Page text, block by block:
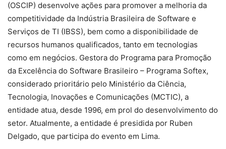
(OSCIP) desenvolve ações para promover a melhoria da
competitividade da Indústria Brasileira de Software e
Serviços de TI (IBSS), bem como a disponibilidade de
recursos humanos qualificados, tanto em tecnologias
como em negócios. Gestora do Programa para Promoção
da Excelência do Software Brasileiro – Programa Softex,
considerado prioritário pelo Ministério da Ciência,
Tecnologia, Inovações e Comunicações (MCTIC), a
entidade atua, desde 1996, em prol do desenvolvimento do
setor. Atualmente, a entidade é presidida por Ruben
Delgado, que participa do evento em Lima.